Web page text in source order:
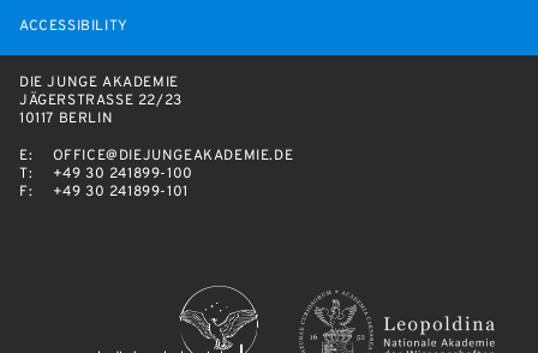
ACCESSIBILITY
DIE JUNGE AKADEMIE
JÄGERSTRASSE 22/23
10117 BERLIN
E:
OFFICE@DIEJUNGEAKADEMIE.DE
T:
+49 30 241899-100
F:
+49 30 241899-101